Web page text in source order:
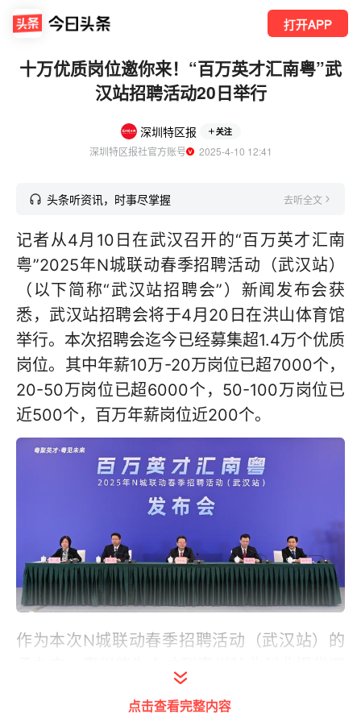
打开APP
十万优质岗位邀你来！“百万英才汇南粤”武
汉站招聘活动20日举行
深圳特区报 关注
深圳特区报社官方账号
  2025-4-10 12:41
头条听资讯，时事尽掌握 去听全文
记者从4月10日在武汉召开的“百万英才汇南
粤”2025年N城联动春季招聘活动（武汉站）
（以下简称“武汉站招聘会”）新闻发布会获
悉，武汉站招聘会将于4月20日在洪山体育馆
举行。本次招聘会迄今已经募集超1.4万个优质
岗位。其中年薪10万-20万岗位已超7000个，
20-50万岗位已超6000个，50-100万岗位已
近500个，百万年薪岗位近200个。
作为本次N城联动春季招聘活动（武汉站）的
些贴心实惠？新闻发布会上，惠州市委组织部
副部长、市人才工作局局长张龙介绍，今年广
点击查看完整内容